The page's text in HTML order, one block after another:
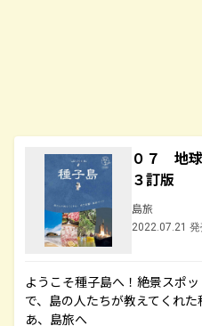
０７ 地
３訂版
島旅
2022.07.21
ようこそ種子島へ！絶景スポ
で、島の人たちが教えてくれ
あ、島旅へ